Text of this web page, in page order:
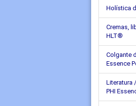
Holística
Cremas,
HLT®
Colgante
Essence
Literatura
PHI